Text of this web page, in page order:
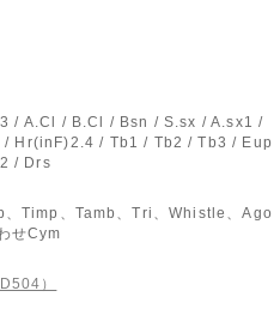
/ A.Cl / B.Cl / Bsn / S.sx / A.sx1 /
Hr(inF)2.4 / Tb1 / Tb2 / Tb3 / Eup
/ Drs
Timp、Tamb、Tri、Whistle、Ago
せCym
）